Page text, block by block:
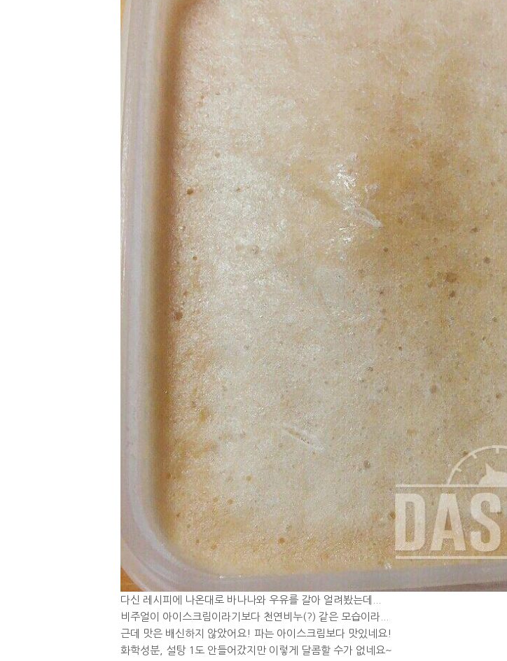
다신 레시피에 나온대로 바나나와 우유를 갈아 얼려봤는데...
비주얼이 아이스크림이라기보다 천연비누(?) 같은 모습이라...
근데 맛은 배신하지 않았어요! 파는 아이스크림보다 맛있네요!
화학성분, 설탕 1도 안들어갔지만 이렇게 달콤할 수가 없네요~